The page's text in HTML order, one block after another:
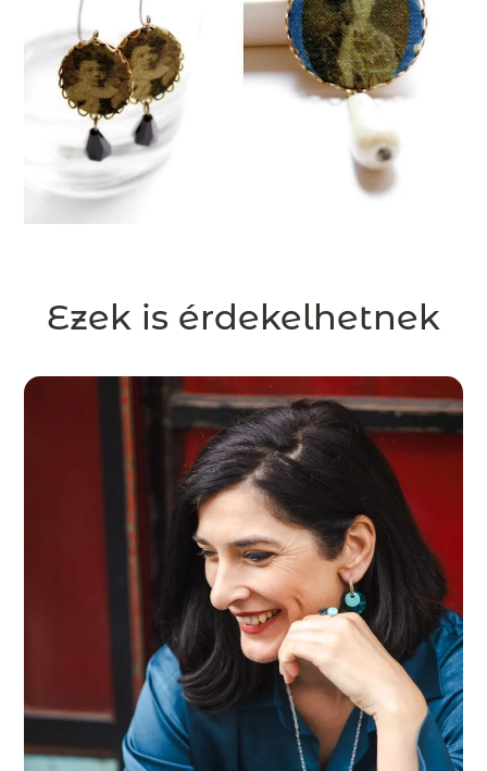
Ezek is érdekelhetnek